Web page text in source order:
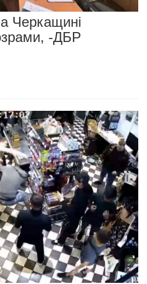
Черкащині
-ДБР